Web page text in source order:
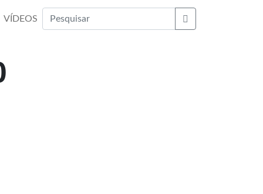
VÍDEOS
Buscar